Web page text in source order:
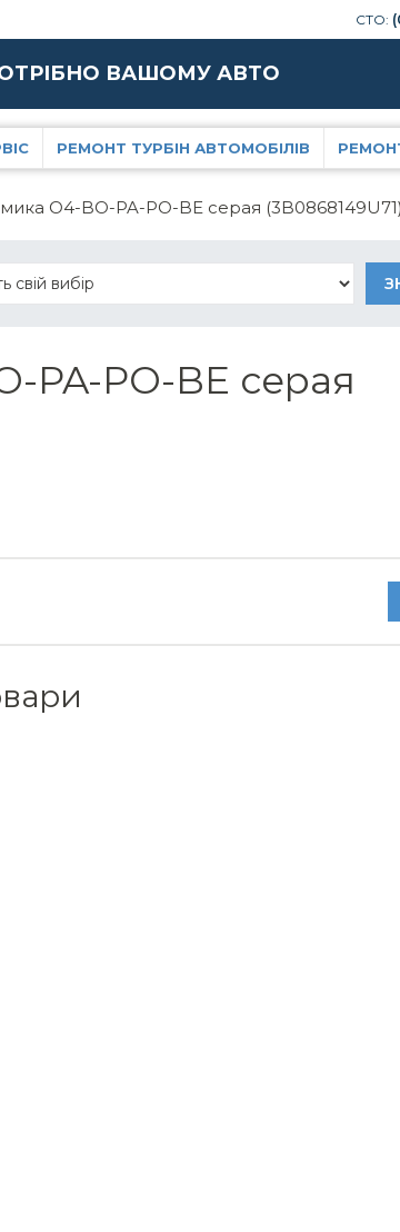
СТО:
ВАШОМУ АВТО
РЕМОНТ ТУРБІН АВТОМОБІЛІВ
O4-BO-PA-PO-BE серая
PA-PO-BE серая